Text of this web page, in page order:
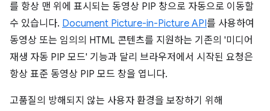
를 항상 맨 위에 표시되는 동영상 PIP 창으로 자동으로 이동할
수 있습니다. Document Picture-in-Picture API를 사용하여
동영상 또는 임의의 HTML 콘텐츠를 지원하는 기존의 '미디어
재생 자동 PIP 모드' 기능과 달리 브라우저에서 시작된 요청은
항상 표준 동영상 PIP 모드 창을 엽니다.
고품질의 방해되지 않는 사용자 환경을 보장하기 위해